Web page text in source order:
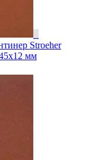
Stroeher
мм